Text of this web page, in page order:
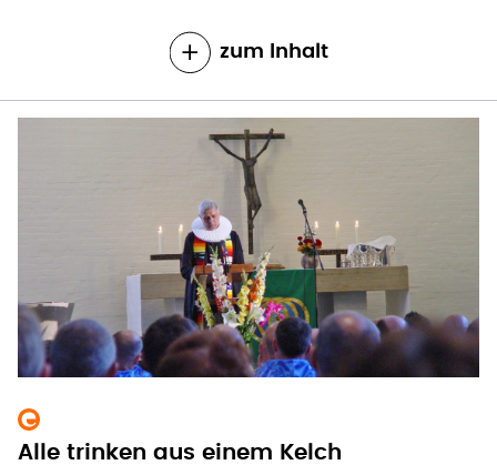
zum Inhalt
Alle trinken aus einem Kelch